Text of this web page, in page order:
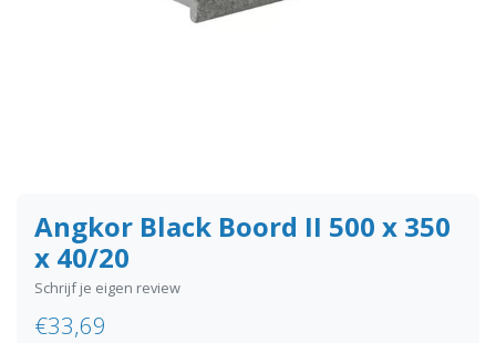
Angkor Black Boord II 500 x 350
x 40/20
Schrijf je eigen review
€33,69